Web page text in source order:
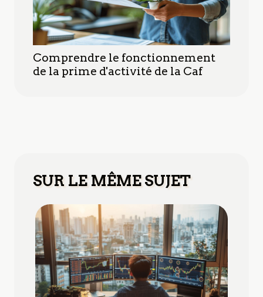
Comprendre le fonctionnement
de la prime d'activité de la Caf
SUR LE MÊME SUJET